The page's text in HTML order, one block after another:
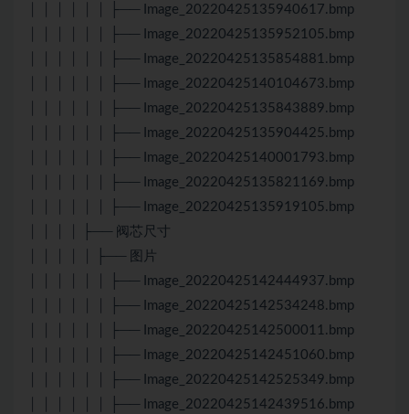
│ │ │ │ │ │ ├── Image_20220425135940617.bmp
│ │ │ │ │ │ ├── Image_20220425135952105.bmp
│ │ │ │ │ │ ├── Image_20220425135854881.bmp
│ │ │ │ │ │ ├── Image_20220425140104673.bmp
│ │ │ │ │ │ ├── Image_20220425135843889.bmp
│ │ │ │ │ │ ├── Image_20220425135904425.bmp
│ │ │ │ │ │ ├── Image_20220425140001793.bmp
│ │ │ │ │ │ ├── Image_20220425135821169.bmp
│ │ │ │ │ │ ├── Image_20220425135919105.bmp
│ │ │ │ ├── 阀芯尺寸
│ │ │ │ │ ├── 图片
│ │ │ │ │ │ ├── Image_20220425142444937.bmp
│ │ │ │ │ │ ├── Image_20220425142534248.bmp
│ │ │ │ │ │ ├── Image_20220425142500011.bmp
│ │ │ │ │ │ ├── Image_20220425142451060.bmp
│ │ │ │ │ │ ├── Image_20220425142525349.bmp
│ │ │ │ │ │ ├── Image_20220425142439516.bmp